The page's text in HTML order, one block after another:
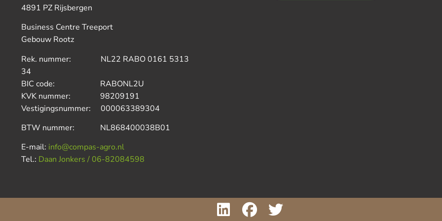
4891 PZ Rijsbergen
Business Centre Treeport
Gebouw Rootz
Rek. nummer: NL22 RABO 0161 5313
34
BIC code: RABONL2U
KVK nummer: 98209191
Vestigingsnummer: 000063389304
BTW nummer: NL868400038B01
E-mail: info@compas-agro.nl
Tel.: Daan Jonkers / 06-82084598